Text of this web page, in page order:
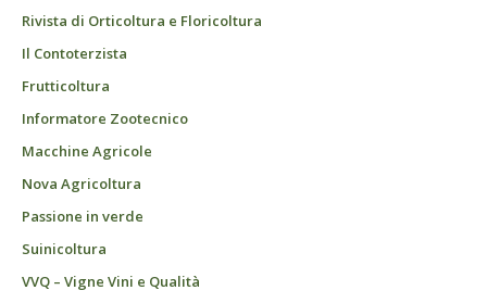
Rivista di Orticoltura e Floricoltura
Il Contoterzista
Frutticoltura
Informatore Zootecnico
Macchine Agricole
Nova Agricoltura
Passione in verde
Suinicoltura
VVQ – Vigne Vini e Qualità